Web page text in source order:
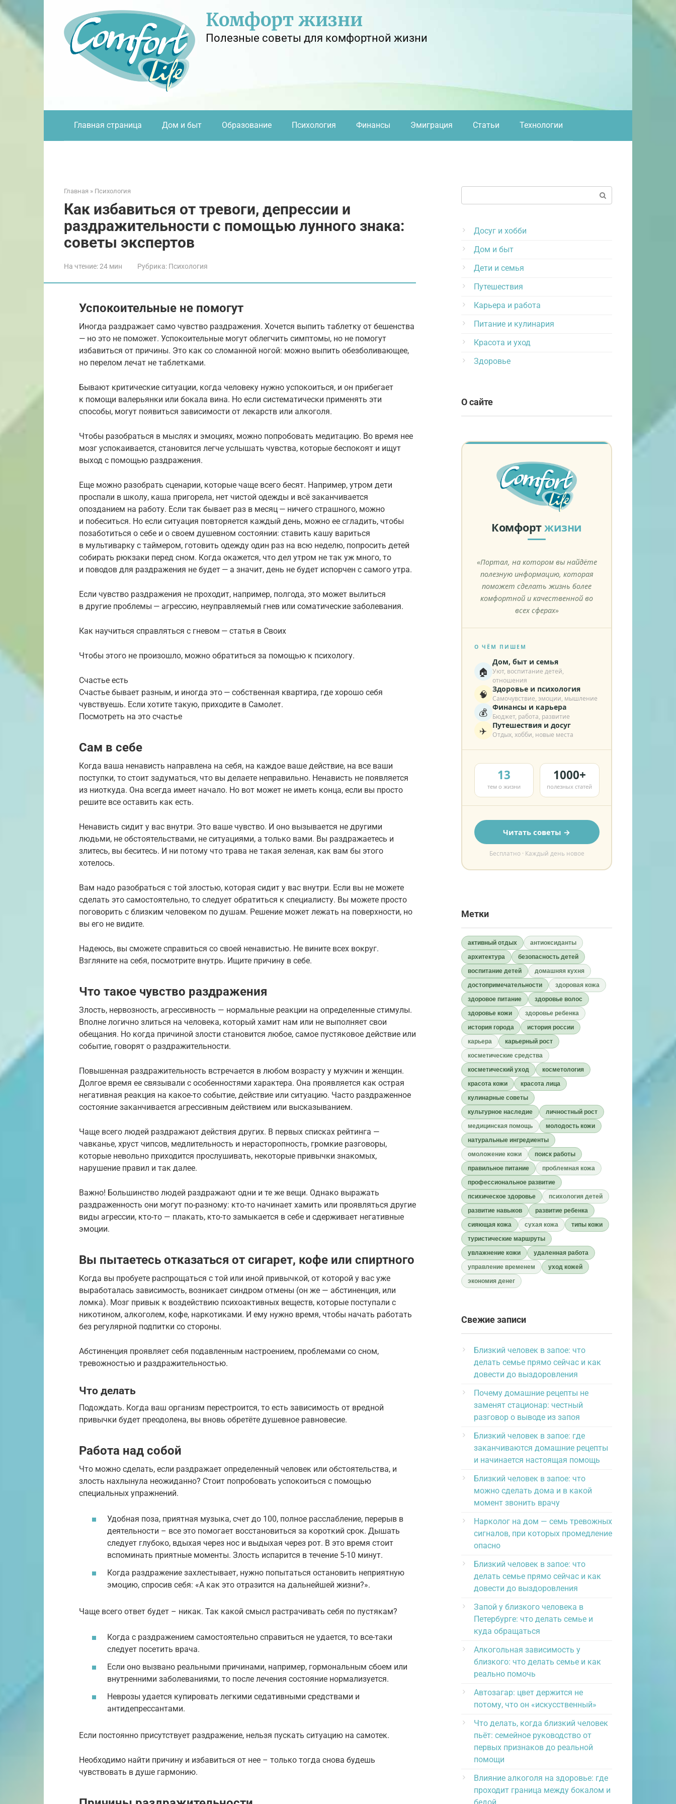
Перейти
контенту
Комфорт жизни
Полезные советы для комфортной жизни
Главная страница Дом и быт Образование Психология Финансы Эмиграция Статьи Технологии
Главная » Психология
Как избавиться от тревоги, депрессии и
раздражительности с помощью лунного знака:
советы экспертов
На чтение:24 мин Рубрика: Психология
Успокоительные не помогут
Иногда раздражает само чувство раздражения. Хочется выпить таблетку от бешенства
— но это не поможет. Успокоительные могут облегчить симптомы, но не помогут
избавиться от причины. Это как со сломанной ногой: можно выпить обезболивающее,
но перелом лечат не таблетками.
Бывают критические ситуации, когда человеку нужно успокоиться, и он прибегает
к помощи валерьянки или бокала вина. Но если систематически применять эти
способы, могут появиться зависимости от лекарств или алкоголя.
Чтобы разобраться в мыслях и эмоциях, можно попробовать медитацию. Во время нее
мозг успокаивается, становится легче услышать чувства, которые беспокоят и ищут
выход с помощью раздражения.
Еще можно разобрать сценарии, которые чаще всего бесят. Например, утром дети
проспали в школу, каша пригорела, нет чистой одежды и всё заканчивается
опозданием на работу. Если так бывает раз в месяц — ничего страшного, можно
и побеситься. Но если ситуация повторяется каждый день, можно ее сгладить, чтобы
позаботиться о себе и о своем душевном состоянии: ставить кашу вариться
в мультиварку с таймером, готовить одежду один раз на всю неделю, попросить детей
собирать рюкзаки перед сном. Когда окажется, что дел утром не так уж много, то
и поводов для раздражения не будет — а значит, день не будет испорчен с самого утра.
Если чувство раздражения не проходит, например, полгода, это может вылиться
в другие проблемы — агрессию, неуправляемый гнев или соматические заболевания.
Как научиться справляться с гневом — статья в Своих
Чтобы этого не произошло, можно обратиться за помощью к психологу.
Счастье есть
Счастье бывает разным, и иногда это — собственная квартира, где хорошо себя
чувствуешь. Если хотите такую, приходите в Самолет.
Посмотреть на это счастье
Сам в себе
Когда ваша ненависть направлена на себя, на каждое ваше действие, на все ваши
поступки, то стоит задуматься, что вы делаете неправильно. Ненависть не появляется
из ниоткуда. Она всегда имеет начало. Но вот может не иметь конца, если вы просто
решите все оставить как есть.
Ненависть сидит у вас внутри. Это ваше чувство. И оно вызывается не другими
людьми, не обстоятельствами, не ситуациями, а только вами. Вы раздражаетесь и
злитесь, вы беситесь. И ни потому что трава не такая зеленая, как вам бы этого
хотелось.
Вам надо разобраться с той злостью, которая сидит у вас внутри. Если вы не можете
сделать это самостоятельно, то следует обратиться к специалисту. Вы можете просто
поговорить с близким человеком по душам. Решение может лежать на поверхности, но
вы его не видите.
Надеюсь, вы сможете справиться со своей ненавистью. Не вините всех вокруг.
Взгляните на себя, посмотрите внутрь. Ищите причину в себе.
Что такое чувство раздражения
Злость, нервозность, агрессивность — нормальные реакции на определенные стимулы.
Вполне логично злиться на человека, который хамит нам или не выполняет свои
обещания. Но когда причиной злости становится любое, самое пустяковое действие или
событие, говорят о раздражительности.
Повышенная раздражительность встречается в любом возрасту у мужчин и женщин.
Долгое время ее связывали с особенностями характера. Она проявляется как острая
негативная реакция на какое-то событие, действие или ситуацию. Часто раздраженное
состояние заканчивается агрессивным действием или высказыванием.
Чаще всего людей раздражают действия других. В первых списках рейтинга —
чавканье, хруст чипсов, медлительность и нерасторопность, громкие разговоры,
которые невольно приходится прослушивать, некоторые привычки знакомых,
нарушение правил и так далее.
Важно! Большинство людей раздражают одни и те же вещи. Однако выражать
раздраженность они могут по-разному: кто-то начинает хамить или проявляться другие
виды агрессии, кто-то — плакать, кто-то замыкается в себе и сдерживает негативные
эмоции.
Вы пытаетесь отказаться от сигарет, кофе или спиртного
Когда вы пробуете распрощаться с той или иной привычкой, от которой у вас уже
выработалась зависимость, возникает синдром отмены (он же — абстиненция, или
ломка). Мозг привык к воздействию психоактивных веществ, которые поступали с
никотином, алкоголем, кофе, наркотиками. И ему нужно время, чтобы начать работать
без регулярной подпитки со стороны.
Абстиненция проявляет себя подавленным настроением, проблемами со сном,
тревожностью и раздражительностью.
Что делать
Подождать. Когда ваш организм перестроится, то есть зависимость от вредной
привычки будет преодолена, вы вновь обретёте душевное равновесие.
Работа над собой
Что можно сделать, если раздражает определенный человек или обстоятельства, и
злость нахлынула неожиданно? Стоит попробовать успокоиться с помощью
специальных упражнений.
Удобная поза, приятная музыка, счет до 100, полное расслабление, перерыв в
деятельности – все это помогает восстановиться за короткий срок. Дышать
следует глубоко, вдыхая через нос и выдыхая через рот. В это время стоит
вспоминать приятные моменты. Злость испарится в течение 5-10 минут.
Когда раздражение захлестывает, нужно попытаться остановить неприятную
эмоцию, спросив себя: «А как это отразится на дальнейшей жизни?».
Чаще всего ответ будет – никак. Так какой смысл растрачивать себя по пустякам?
Когда с раздражением самостоятельно справиться не удается, то все-таки
следует посетить врача.
Если оно вызвано реальными причинами, например, гормональным сбоем или
внутренними заболеваниями, то после лечения состояние нормализуется.
Неврозы удается купировать легкими седативными средствами и
антидепрессантами.
Если постоянно присутствует раздражение, нельзя пускать ситуацию на самотек.
Необходимо найти причину и избавиться от нее – только тогда снова будешь
чувствовать в душе гармонию.
Досуг и хобби
Дом и быт
Дети и семья
Путешествия
Карьера и работа
Питание и кулинария
Красота и уход
Здоровье
О сайте
Комфортжизни
«Портал, на котором вы найдёте
полезную информацию, которая
поможет сделать жизнь более
комфортной и качественной во
всех сферах»
О ЧЁМ ПИШЕМ
🏠
Дом, быт и семья
Уют, воспитание детей,
отношения
🧠 Здоровье и психология
Самочувствие, эмоции, мышление
💰 Финансы и карьера
Бюджет, работа, развитие
✈️ Путешествия и досуг
Отдых, хобби, новые места
13
тем о жизни
1000+
полезных статей
Читать советы →
Бесплатно · Каждый день новое
Метки
активный отдых
антиоксиданты
архитектура
безопасность детей
воспитание детей
домашняя кухня
достопримечательности
здоровая кожа
здоровое питание
здоровье волос
здоровье кожи
здоровье ребенка
история города
история россии
карьера
карьерный рост
косметические средства
косметический уход
косметология
красота кожи
красота лица
кулинарные советы
культурное наследие
личностный рост
медицинская помощь
молодость кожи
натуральные ингредиенты
омоложение кожи
поиск работы
правильное питание
проблемная кожа
профессиональное развитие
психическое здоровье
психология детей
развитие навыков
развитие ребенка
сияющая кожа
сухая кожа
типы кожи
туристические маршруты
увлажнение кожи
удаленная работа
управление временем
уход кожей
экономия денег
Свежие записи
Близкий человек в запое: что
делать семье прямо сейчас и как
довести до выздоровления
Почему домашние рецепты не
заменят стационар: честный
разговор о выводе из запоя
Близкий человек в запое: где
заканчиваются домашние рецепты
и начинается настоящая помощь
Близкий человек в запое: что
можно сделать дома и в какой
момент звонить врачу
Нарколог на дом — семь тревожных
сигналов, при которых промедление
опасно
Близкий человек в запое: что
делать семье прямо сейчас и как
довести до выздоровления
Запой у близкого человека в
Петербурге: что делать семье и
куда обращаться
Алкогольная зависимость у
близкого: что делать семье и как
реально помочь
Автозагар: цвет держится не
потому, что он «искусственный»
Что делать, когда близкий человек
пьёт: семейное руководство от
первых признаков до реальной
помощи
Влияние алкоголя на здоровье: где
проходит граница между бокалом и